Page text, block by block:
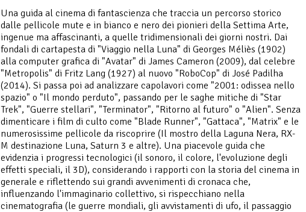
Una guida al cinema di fantascienza che traccia un percorso storico
dalle pellicole mute e in bianco e nero dei pionieri della Settima Arte,
ingenue ma affascinanti, a quelle tridimensionali dei giorni nostri. Dai
fondali di cartapesta di "Viaggio nella Luna" di Georges Méliès (1902)
alla computer grafica di "Avatar" di James Cameron (2009), dal celebre
"Metropolis" di Fritz Lang (1927) al nuovo "RoboCop" di José Padilha
(2014). Si passa poi ad analizzare capolavori come "2001: odissea nello
spazio" o "Il mondo perduto", passando per le saghe mitiche di "Star
Trek", "Guerre stellari", "Terminator", "Ritorno al futuro" o "Alien". Senza
dimenticare i film di culto come "Blade Runner", "Gattaca", "Matrix" e le
numerosissime pellicole da riscoprire (Il mostro della Laguna Nera, RX-
M destinazione Luna, Saturn 3 e altre). Una piacevole guida che
evidenzia i progressi tecnologici (il sonoro, il colore, l'evoluzione degli
effetti speciali, il 3D), considerando i rapporti con la storia del cinema in
generale e riflettendo sui grandi avvenimenti di cronaca che,
influenzando l'immaginario collettivo, si rispecchiano nella
cinematografia (le guerre mondiali, gli avvistamenti di ufo, il passaggio